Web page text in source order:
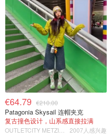
€64.79 €210.00
Patagonia Skysail 连帽夹克
复古撞色设计，山系感直接拉满
2007人感兴趣